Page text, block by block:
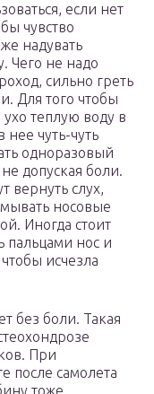
если нет
чувство
надувать
Чего не надо
сильно греть
Для того чтобы
теплую воду в
чуть-чуть
одноразовый
допуская боли.
вернуть слух,
носовые
Иногда стоит
пальцами нос и
исчезла
без боли. Такая
При
после самолета
тоже